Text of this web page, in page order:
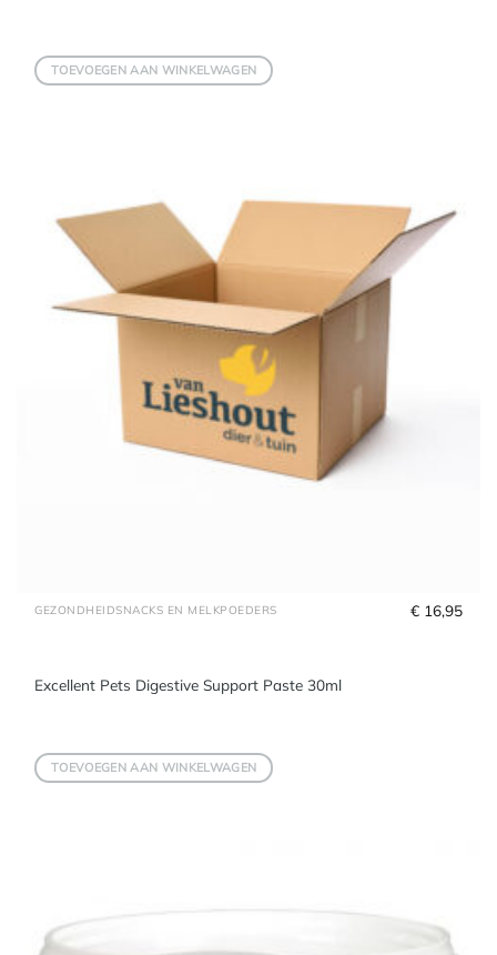
TOEVOEGEN AAN WINKELWAGEN
GEZONDHEIDSNACKS EN MELKPOEDERS
Excellent Pets Digestive Support Paste 30ml
€ 16,95
TOEVOEGEN AAN WINKELWAGEN